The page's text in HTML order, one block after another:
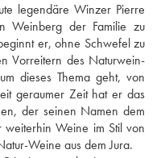
legendäre Winzer Pierre
Weinberg der Familie zu
er, ohne Schwefel zu
Vorreitern des Naturwein-
dieses Thema geht, von
geraumer Zeit hat er das
der seinen Namen dem
Weine im Stil von
Weine aus dem Jura.